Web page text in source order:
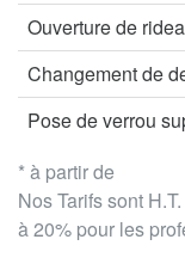
* à partir de
Nos Tarifs sont
à 20% pour les
Ouverture de
Changement de
Pose de verrou